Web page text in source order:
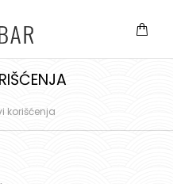
korišćenja